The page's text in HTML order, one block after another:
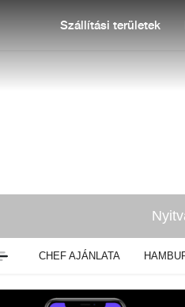
Szállítási területek
CHEF AJÁNLATA